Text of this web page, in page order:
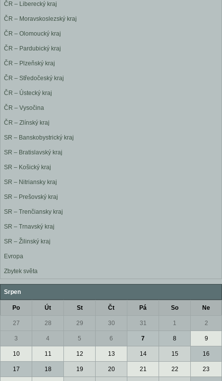
ČR – Liberecký kraj
ČR – Moravskoslezský kraj
ČR – Olomoucký kraj
ČR – Pardubický kraj
ČR – Plzeňský kraj
ČR – Středočeský kraj
ČR – Ústecký kraj
ČR – Vysočina
ČR – Zlínský kraj
SR – Banskobystrický kraj
SR – Bratislavský kraj
SR – Košický kraj
SR – Nitriansky kraj
SR – Prešovský kraj
SR – Trenčiansky kraj
SR – Trnavský kraj
SR – Žilinský kraj
Evropa
Zbytek světa
Srpen
Po Út St Čt Pá So Ne
27 28 29 30 31 1 2
3 4 5 6 7 8 9
10 11 12 13 14 15 16
17 18 19 20 21 22 23